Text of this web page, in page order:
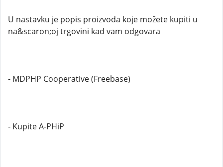
U nastavku je popis proizvoda koje možete kupiti u
na&scaron;oj trgovini kad vam odgovara
- MDPHP Cooperative (Freebase)
- Kupite A-PHiP